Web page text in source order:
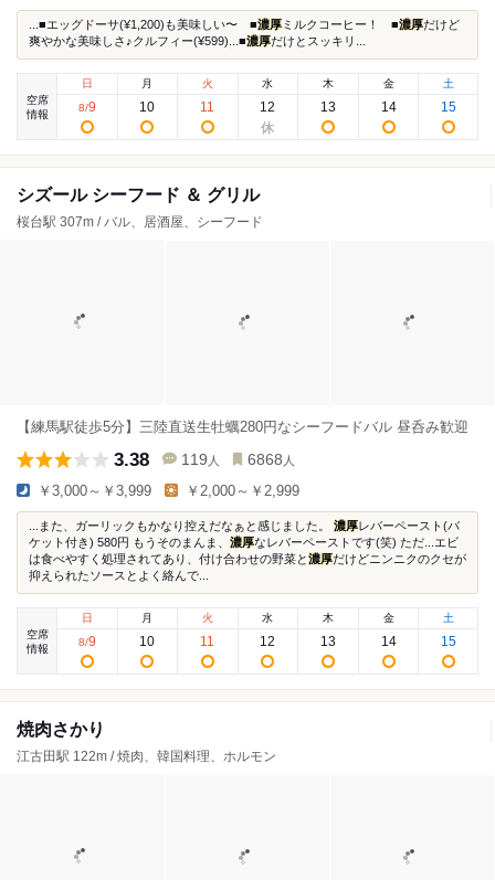
...■エッグドーサ(¥1,200)も美味しい〜 ■濃厚 ミルクコーヒー！ ■濃厚だけど
爽やかな美味しさ♪クルフィー(¥599)...■濃厚だけとスッキリ...
空席
情報
日
8/9
月
10
火
11
水
12
木
13
金
14
土
15
シズール シーフード ＆ グリル
桜台駅 307m / バル、居酒屋、シーフード
【練馬駅徒歩5分】三陸直送生牡蠣280円なシーフードバル 昼呑み歓迎
3.38 119 人 6868 人
￥3,000～￥3,999 ￥2,000～￥2,999
...また、ガーリックもかなり控えだなぁと感じました。 濃厚レバーペースト(バ
ケット付き) 580円 もうそのまんま、 濃厚なレバーペーストです(笑) ただ...エビ
は食べやすく処理されてあり、付け合わせの野菜と濃厚だけどニンニクのクセが
抑えられたソースとよく絡んで...
空席
情報
日
8/9
月
10
火
11
水
12
木
13
金
14
土
15
焼肉さかり
江古田駅 122m / 焼肉、韓国料理、ホルモン